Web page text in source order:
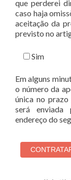
que perderei
caso haja
aceitação da
previsto no
Sim
Em alguns
o número da
única no
será enviada
endereço do